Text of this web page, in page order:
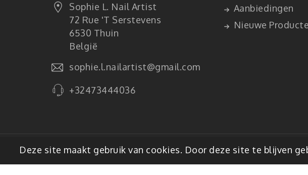
Sophie L. Nail Artist
72 Rue 't Serstevens
6530 Thuin
België
sophie.l.nailartist@gmail.com
+32473444036
Aanbiedingen
Nieuwe
Deze site maakt gebruik van cookies. Door deze site te blijven
© 2026 - E-commercesoftware van PrestaShop™